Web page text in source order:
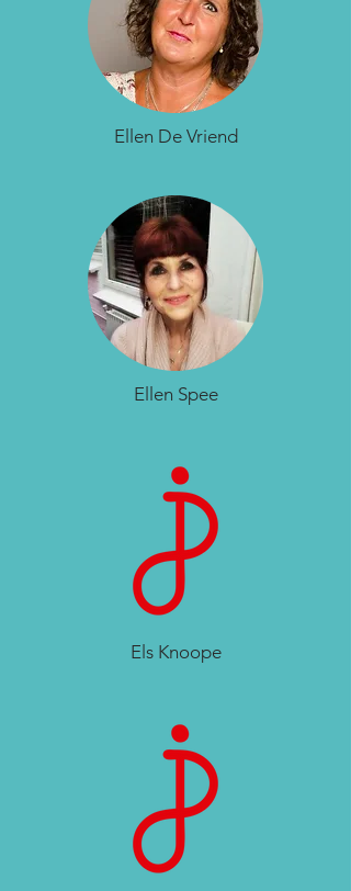
Ellen De Vriend
Ellen Spee
Els Knoope